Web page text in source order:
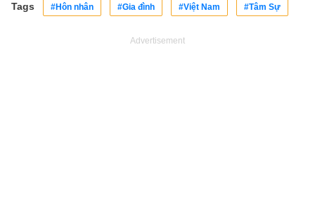
Tags #Hôn nhân #Gia đình #Việt Nam #Tâm Sự
Advertisement